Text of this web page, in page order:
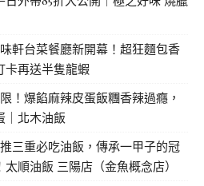
軒台菜餐廳新開幕！超狂麵包香
卡再送半隻龍蝦
！爆餡麻辣皮蛋飯糰香辣過癮，
｜北木油飯
三重必吃油飯，傳承一甲子的冠
順油飯 三陽店（金魚概念店）